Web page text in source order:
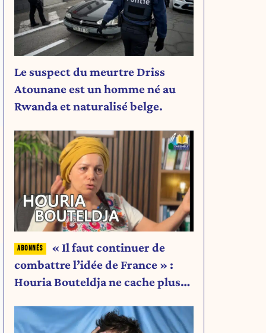
Le suspect du meurtre Driss
Atounane est un homme né au
Rwanda et naturalisé belge.
« Il faut continuer de
combattre l’idée de France » :
Houria Bouteldja ne cache plus